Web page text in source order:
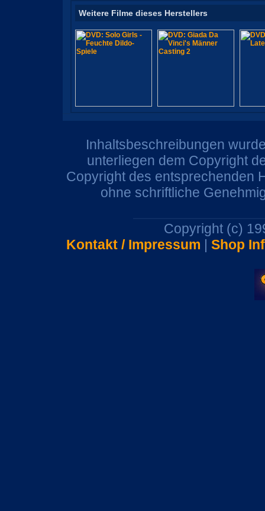
Weitere Filme dieses Herstellers
Inhaltsbeschreibungen
unterliegen dem Copyright
Copyright des entsprechenden
ohne schriftliche
Copyright (c)
Kontakt / Impressum | Shop